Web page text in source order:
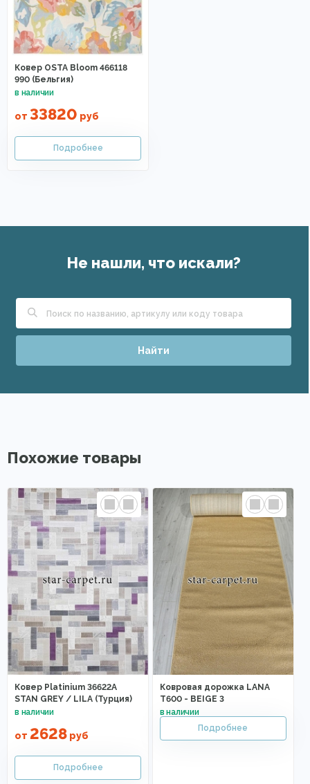
Ковер OSTA Bloom 466118
990 (Бельгия)
от 33820 руб
Не нашли, что искали?
Найти
Похожие товары
Ковер Platinium 36622A
STAN GREY / LILA (Турция)
от 2628 руб
Ковровая дорожка LANA
T600 - BEIGE 3